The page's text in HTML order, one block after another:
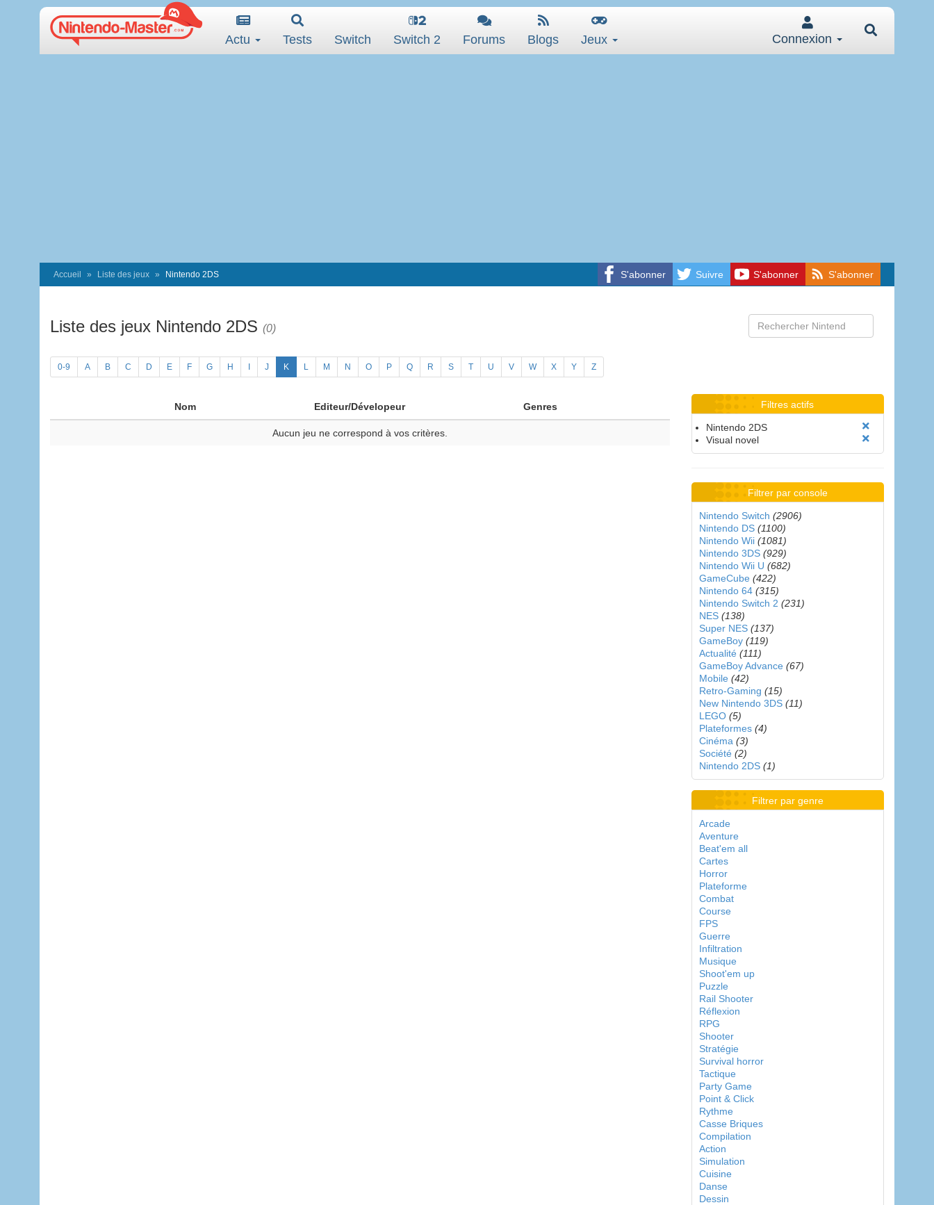
Actu Tests Switch Switch 2 Forums Blogs Jeux Connexion
S'abonner Suivre S'abonner S'abonner
Accueil Liste des jeux Nintendo 2DS
Liste des jeux Nintendo 2DS (0)
0-9 A B C D E F G H J K L M N O P Q R S T U V W X Y Z
Nom Editeur/Dévelopeur Genres
Aucun jeu ne correspond à vos critères.
Filtres actifs
Nintendo 2DS
Visual novel
Filtrer par console
Nintendo Switch (2906)
Nintendo DS (1100)
Nintendo Wii (1081)
Nintendo 3DS (929)
Nintendo Wii U (682)
GameCube (422)
Nintendo 64 (315)
Nintendo Switch 2 (231)
NES (138)
Super NES (137)
GameBoy (119)
Actualité (111)
GameBoy Advance (67)
Mobile (42)
Retro-Gaming (15)
New Nintendo 3DS (11)
LEGO (5)
Plateformes (4)
Cinéma (3)
Société (2)
Nintendo 2DS (1)
Filtrer par genre
Arcade
Aventure
Beat'em all
Cartes
Horror
Plateforme
Combat
Course
FPS
Guerre
Infiltration
Musique
Shoot'em up
Puzzle
Rail Shooter
Réflexion
RPG
Shooter
Stratégie
Survival horror
Tactique
Party Game
Point & Click
Rythme
Casse Briques
Compilation
Action
Simulation
Cuisine
Danse
Dessin